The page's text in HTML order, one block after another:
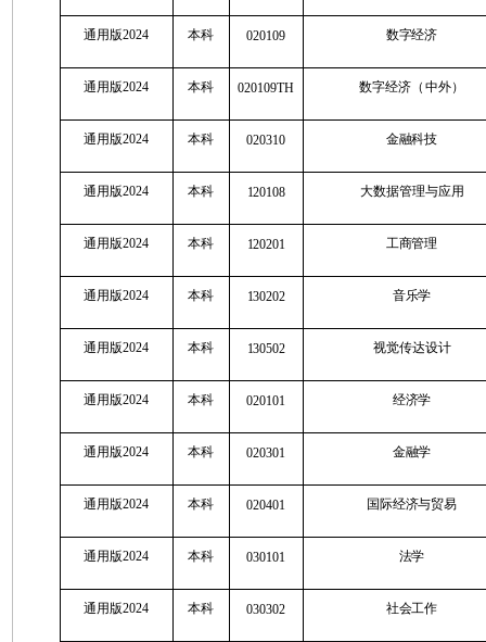
通用版2024 本科 020109 数字经济
通用版2024 本科 020109TH 数字经济（中外）
通用版2024 本科 020310 金融科技
通用版2024 本科 120108 大数据管理与应用
通用版2024 本科 120201 工商管理
通用版2024 本科 130202 音乐学
通用版2024 本科 130502 视觉传达设计
通用版2024 本科 020101 经济学
通用版2024 本科 020301 金融学
通用版2024 本科 020401 国际经济与贸易
通用版2024 本科 030101 法学
通用版2024 本科 030302 社会工作